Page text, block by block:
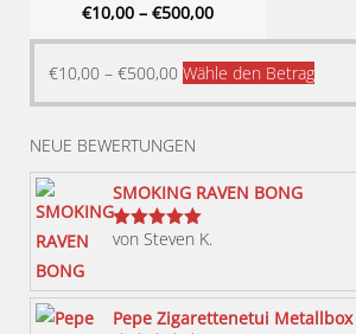
€10,00 – €500,00
€10,00 – €500,00 Wähle den BetragDieses
NEUE BEWERTUNGEN
SMOKING RAVEN BONG
Bewertet
von Steven K.
Pepe Zigarettenetui Metallbox